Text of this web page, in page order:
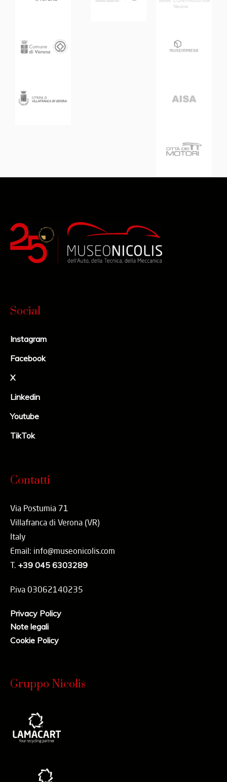
Social
Instagram
Facebook
X
Linkedin
Youtube
TikTok
Contatti
Via Postumia 71
Villafranca di Verona (VR)
Italy
Email: info@museonicolis.com
T. +39 045 6303289
P.iva 03062140235
Privacy Policy
Note legali
Cookie Policy
Gruppo Nicolis